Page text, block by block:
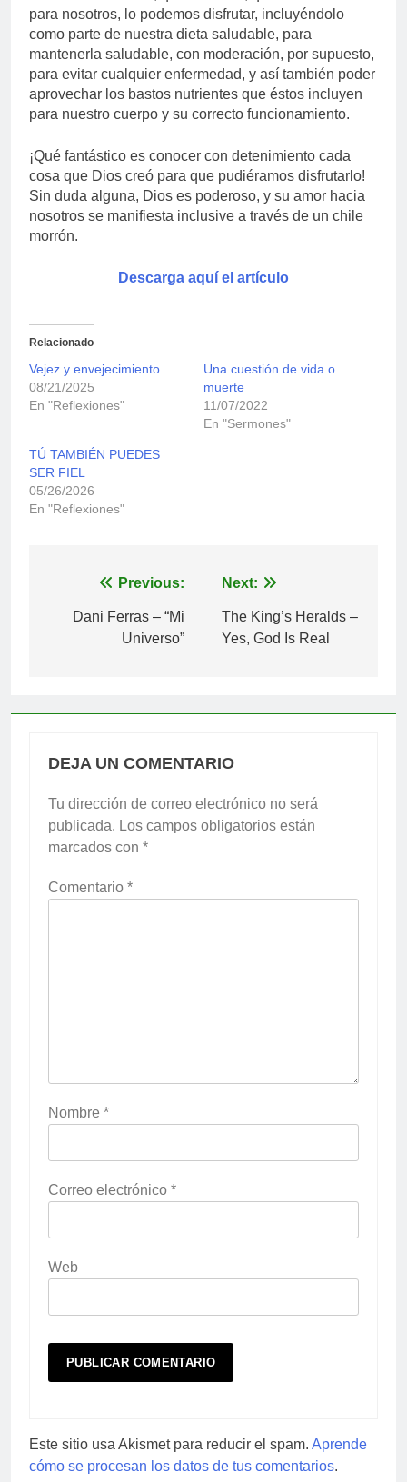
para nosotros, lo podemos disfrutar, incluyéndolo
como parte de nuestra dieta saludable, para
mantenerla saludable, con moderación, por supuesto,
para evitar cualquier enfermedad, y así también poder
aprovechar los bastos nutrientes que éstos incluyen
para nuestro cuerpo y su correcto funcionamiento.
¡Qué fantástico es conocer con detenimiento cada
cosa que Dios creó para que pudiéramos disfrutarlo!
Sin duda alguna, Dios es poderoso, y su amor hacia
nosotros se manifiesta inclusive a través de un chile
morrón.
Descarga aquí el artículo
Relacionado
Vejez y envejecimiento
08/21/2025
En "Reflexiones"
Una cuestión de vida o
muerte
11/07/2022
En "Sermones"
TÚ TAMBIÉN PUEDES
SER FIEL
05/26/2026
En "Reflexiones"
Navegación
Previous:
Dani Ferras – “Mi
Universo”
Next:
The King’s Heralds –
Yes, God Is Real
DEJA UN COMENTARIO
Tu dirección de correo electrónico no será
publicada. Los campos obligatorios están
marcados con *
Comentario *
Nombre *
Correo electrónico *
Web
Este sitio usa Akismet para reducir el spam. Aprende
cómo se procesan los datos de tus comentarios.